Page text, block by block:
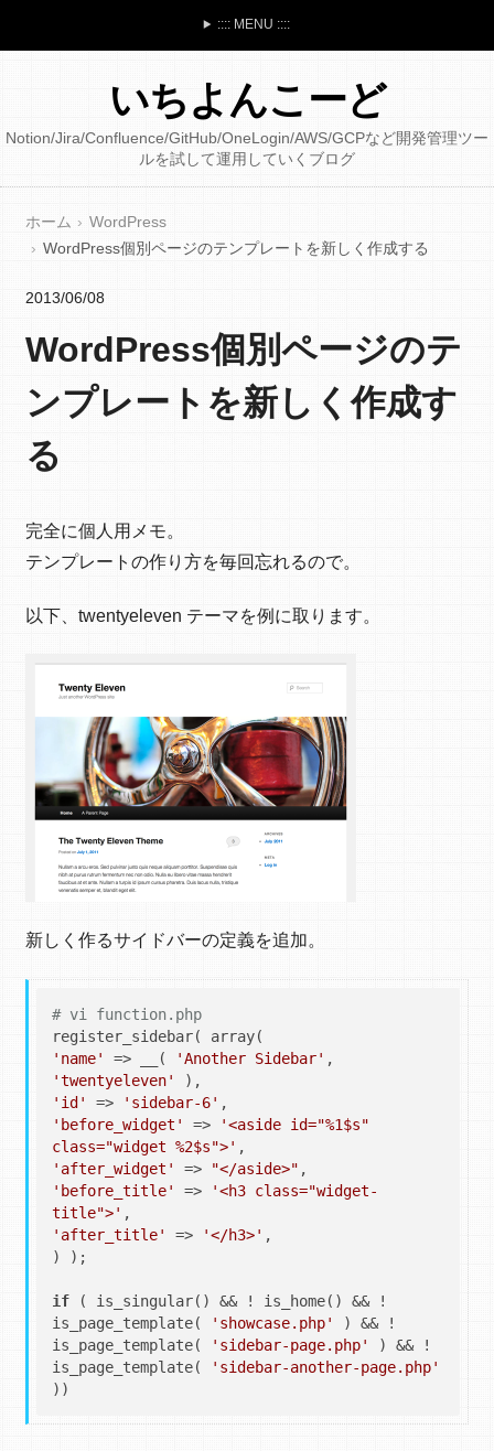
:::: MENU ::::
いちよんこーど
Notion/Jira/Confluence/GitHub/OneLogin/AWS/GCPなど開発管理ツー
ルを試して運用していくブログ
ホーム
WordPress
WordPress個別ページのテンプレートを新しく作成する
2013/06/08
WordPress個別ページのテ
ンプレートを新しく作成す
る
完全に個人用メモ。
テンプレートの作り方を毎回忘れるので。
以下、twentyeleven テーマを例に取ります。
新しく作るサイドバーの定義を追加。
# vi function.php
'name'
=> __( 'Another Sidebar'
'twentyeleven'
'id'
=> 'sidebar-6'
'before_widget'
=>
'<aside id="%1$s"
class="widget %2$s">'
'after_widget'
=> "</aside>"
'before_title'
=>
'<h3 class="widget-
title">'
'after_title'
=> '</h3>' ,
) );
if ( is_singular() && ! is_home() && !
is_page_template(
'showcase.php'
) && !
is_page_template(
'sidebar-page.php'
) && !
is_page_template(
'sidebar-another-page.php'